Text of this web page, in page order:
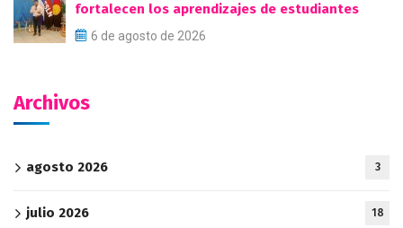
fortalecen los aprendizajes de estudiantes
6 de agosto de 2026
Archivos
agosto 2026 3
julio 2026 18